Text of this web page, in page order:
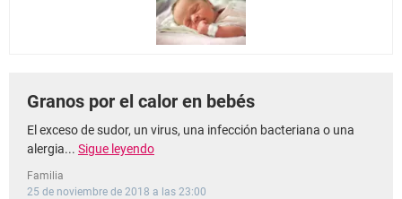
Granos por el calor en bebés
El exceso de sudor, un virus, una infección bacteriana o una
alergia... Sigue leyendo
Familia
25 de noviembre de 2018 a las 23:00